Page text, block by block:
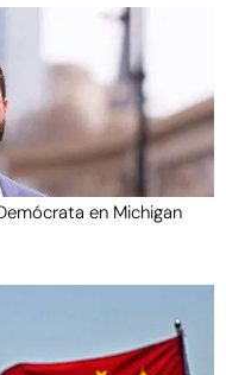
en Michigan